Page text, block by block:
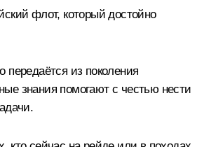
флот, который достойно
из поколения
знания помогают с честью нести